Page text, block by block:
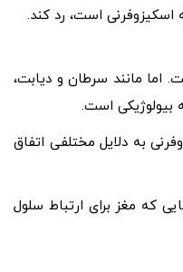
است، رد کند.
مانند سرطان و دیابت،
بیولوژیکی است.
به دلایل مختلفی اتفاق
که مغز برای ارتباط سلول